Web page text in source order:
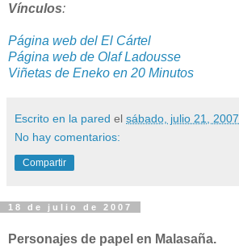
Vínculos:
Página web del El Cártel
Página web de Olaf Ladousse
Viñetas de Eneko en 20 Minutos
Escrito en la pared el sábado, julio 21, 2007
No hay comentarios:
Compartir
18 de julio de 2007
Personajes de papel en Malasaña.